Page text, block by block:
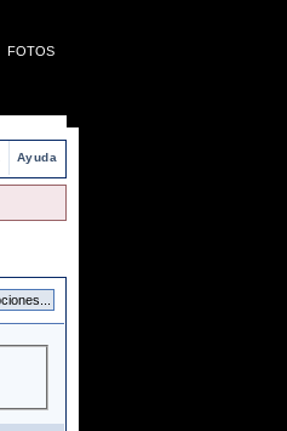
FOTOS
Ayuda